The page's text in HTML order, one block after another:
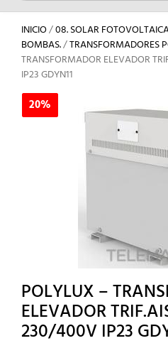
INICIO/08. SOLAR
BOMBAS./TRANSFORMADORES
TRANSFORMADOR ELEVADOR
IP23 GDYN11
20%
POLYLUX –
ELEVADOR
230/400V IP23
20%